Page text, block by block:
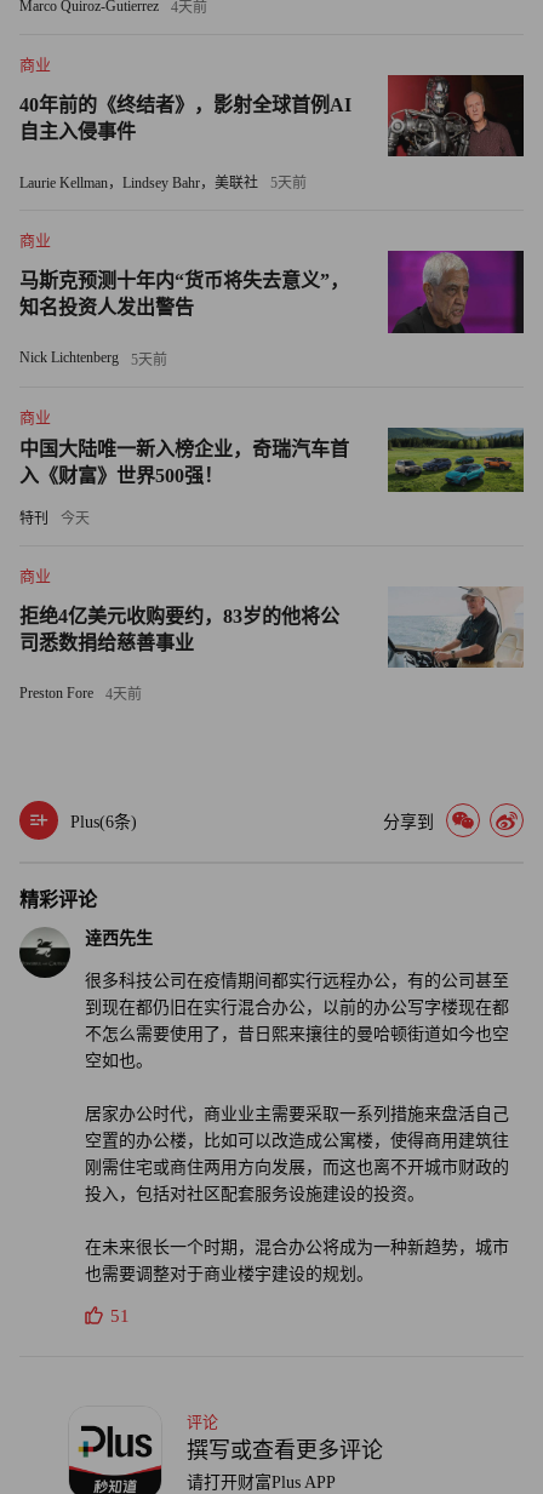
接受这一现实。
戴德梁行的总裁安德鲁·麦克唐纳于2月22日在接受英国《金
融时报》（Fiancial Times）采访时谈到了该报告的发现，他
补充称，对于企业今后如何看待办公空间，这项研究应该代
表着“一个拐点”。
应对变化
远程工作对城市办公区以及曾经为上班族服务的企业产生影
的几项研究里，经济学家对“甜甜圈效应”提出了警告，即员
工从城市核心区迁移到郊区，迫使许多零售企业和餐馆也迁
往远离城市的地方。
空置的办公楼已经被改造为公寓和共管公寓。市政府对商业
地产可能带来的税收损失表示担忧，纽约市审计官在2022年
8月的预算预测中警告道，由于该市的办公室空置率徘徊在
有可能重新适应新常态。报告称，那些知道如何改造才能迎
合“现代租户偏好”的写字楼将留存下来，这些偏好包括可持
戴德梁行的投资者洞察力全球主管阿比·科比特在一份声明
中说：“写字楼行业正处在关键的十字路口，面临必要的适
应、演变和重新调整。直面问题，并采取积极主动、富有创
造性和战略性的方法，将有助于现有业主和潜在投资界人士
确保数百万平方英尺商业地产的活力。”（财富中文网）
译者：中慧言-王芳
Marco Quiroz-Gutierrez 4天前
商业
40年前的《终结者》，影射全球首例AI
自主入侵事件
Laurie Kellman，Lindsey Bahr，美联社 5天前
商业
马斯克预测十年内“货币将失去意义”，
知名投资人发出警告
Nick Lichtenberg 5天前
商业
中国大陆唯一新入榜企业，奇瑞汽车首
入《财富》世界500强！
特刊 今天
商业
拒绝4亿美元收购要约，83岁的他将公
司悉数捐给慈善事业
Preston Fore 4天前
Plus(6条) 分享到
精彩评论
逹西先生
很多科技公司在疫情期间都实行远程办公，有的公司甚至
到现在都仍旧在实行混合办公，以前的办公写字楼现在都
不怎么需要使用了，昔日熙来攘往的曼哈顿街道如今也空
空如也。
居家办公时代，商业业主需要采取一系列措施来盘活自己
空置的办公楼，比如可以改造成公寓楼，使得商用建筑往
刚需住宅或商住两用方向发展，而这也离不开城市财政的
投入，包括对社区配套服务设施建设的投资。
在未来很长一个时期，混合办公将成为一种新趋势，城市
也需要调整对于商业楼宇建设的规划。
51
评论
撰写或查看更多评论
请打开财富Plus APP